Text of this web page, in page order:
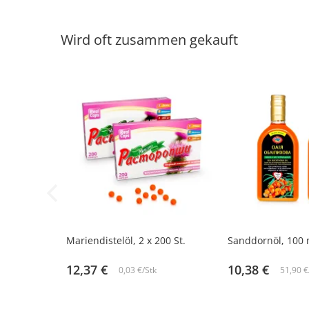
Wird oft zusammen gekauft
-10%
Mariendistelöl, 2 х 200 St.
12,37 € 0,03 €/Stk
-14%
Sanddornöl, 100
10,38 € 51,90